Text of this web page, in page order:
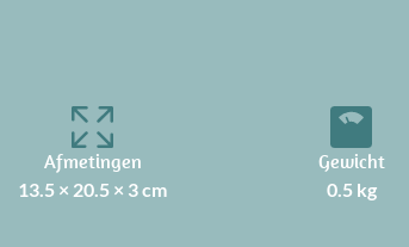
Afmetingen
13.5 × 20.5 × 3 cm
Gewicht
0.5 kg